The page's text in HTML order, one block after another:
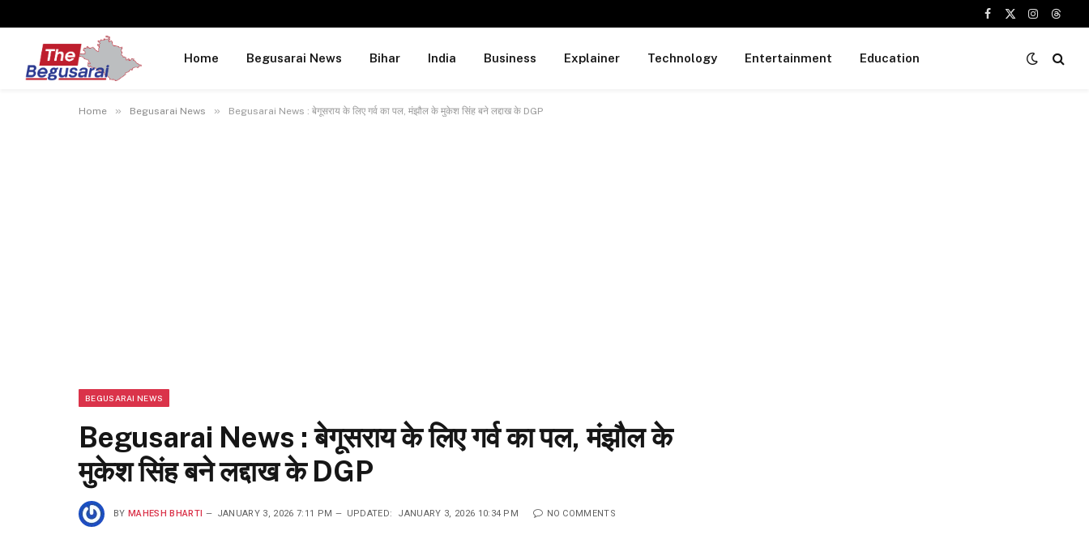
Facebook
X
Instagram
Home Begusarai News Bihar India Business Explainer Technology Entertainment Education
Home » Begusarai News » Begusarai News : बेगूसराय के लिए गर्व का पल, मंझौल के मुकेश सिंह बने लद्दाख के DGP
BEGUSARAI NEWS
Begusarai News : बेगूसराय के लिए गर्व का पल, मंझौल के
मुकेश सिंह बने लद्दाख के DGP
BY MAHESH BHARTI JANUARY 3, 2026 7:11 PM UPDATED: JANUARY 3, 2026 10:34 PM NO COMMENTS